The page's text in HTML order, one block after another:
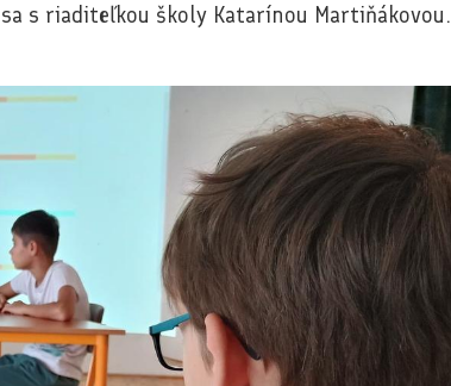
s riaditeľkou školy Katarínou Martiňákovou.